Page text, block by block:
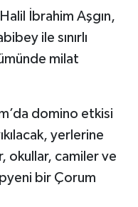
İbrahim Aşgın,
ile sınırlı
milat
domino etkisi
yerlerine
okullar, camiler ve
bir Çorum